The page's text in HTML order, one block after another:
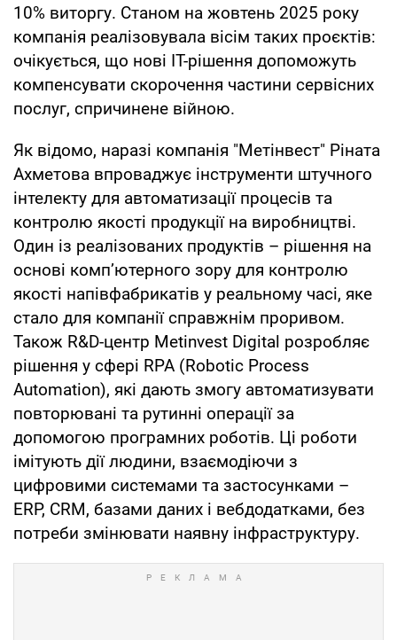
10% виторгу. Станом на жовтень 2025 року
компанія реалізовувала вісім таких проєктів:
очікується, що нові IT-рішення допоможуть
компенсувати скорочення частини сервісних
послуг, спричинене війною.
Як відомо, наразі компанія "Метінвест" Ріната
Ахметова впроваджує інструменти штучного
інтелекту для автоматизації процесів та
контролю якості продукції на виробництві.
Один із реалізованих продуктів – рішення на
основі комп’ютерного зору для контролю
якості напівфабрикатів у реальному часі, яке
стало для компанії справжнім проривом.
Також R&D-центр Metinvest Digital розробляє
рішення у сфері RPA (Robotic Process
Automation), які дають змогу автоматизувати
повторювані та рутинні операції за
допомогою програмних роботів. Ці роботи
імітують дії людини, взаємодіючи з
цифровими системами та застосунками –
ERP, CRM, базами даних і вебдодатками, без
потреби змінювати наявну інфраструктуру.